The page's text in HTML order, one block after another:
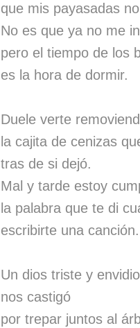
que mis payasadas
No es que ya no me
pero el tiempo de los
es la hora de dormir.
Duele verte
la cajita de cenizas
tras de si dejó.
Mal y tarde estoy
la palabra que te di
escribirte una canción.
Un dios triste y
nos castigó
por trepar juntos al